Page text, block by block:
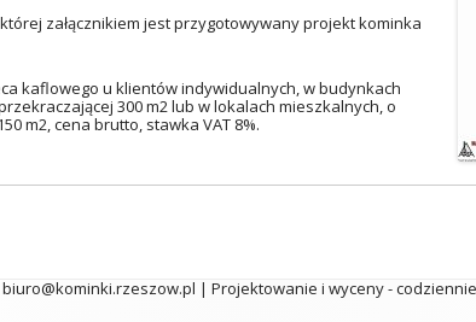
załącznikiem jest przygotowywany projekt kominka
kaflowego u klientów indywidualnych, w budynkach
300 m2 lub w lokalach mieszkalnych, o
m2, cena brutto, stawka VAT 8%.
| Projektowanie i wyceny -